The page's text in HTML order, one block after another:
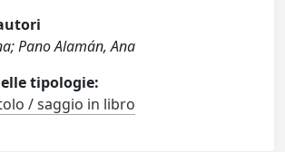
Pano Alamán, Ana
tipologie:
/ saggio in libro